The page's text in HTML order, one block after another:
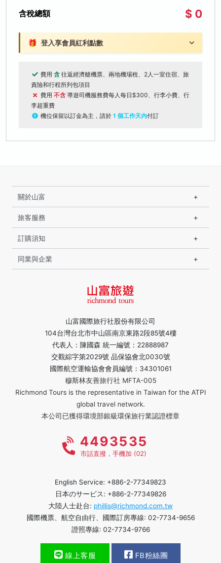
含稅總額 $ 0
🎁 登入享會員紅利點數
費用 含 往返經濟艙機票、兩地機場稅、2人一室住宿、旅
責險和行程所列包項目
費用 不含 導遊司機服務費每人每日$300、行李小費、行
李超重費
機位保留以訂金為主，請於 1 個工作天內付訂
山富國際旅行社股份有限公司
104台灣台北市中山區南京東路2段85號4樓
代表人：陳國森 統一編號：22888987
交觀綜字第2029號 品保協會北0030號
國際航空運輸協會會員編號：34301061
穆斯林友善旅行社 MFTA-005
Richmond Tours is the representative in Taiwan for the ATPI
global travel network.
本公司已獲得環境部銀級環保旅行業認證標章
關於山富
旅客服務
訂購須知
同業與企業
4493535
市話直撥，手機加 (02)
English Service: +886-2-77349823
日本のサービス: +886-2-77349826
大陸人士赴台: phillis@richmond.com.tw
國際機票、航空自由行、國際訂房專線: 02-7734-9656
證照專線: 02-7734-9766
線上客服 FB粉絲團